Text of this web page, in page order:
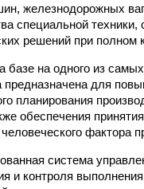
железнодорожных
специальной техники,
решений при полном
базе на одного из
для
планирования
обеспечения
фактора
система
и контроля